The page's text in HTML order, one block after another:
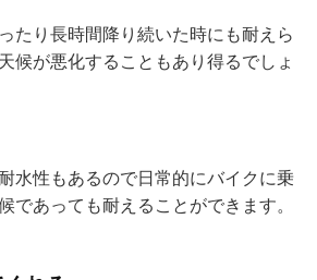
たり長時間降り続いた時にも耐えら
候が悪化することもあり得るでしょ
水性もあるので日常的にバイクに乗
あっても耐えることができます。